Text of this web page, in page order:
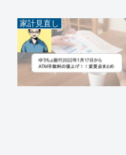
家計見直し